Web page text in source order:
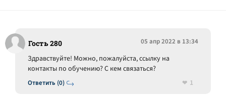
Гость 280 05 апр 2022 в 13:34
Ответить (0)
Здравствуйте! Можно, пожалуйста, ссылку на
контакты по обучению? С кем связаться?
1